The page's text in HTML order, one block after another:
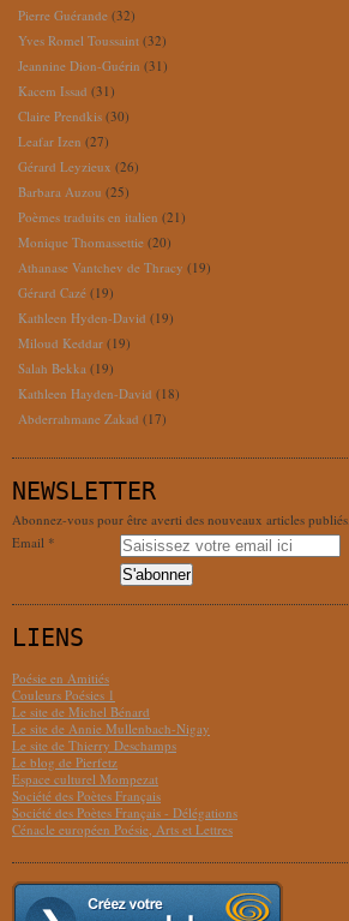
Pierre Guérande (32)
Yves Romel Toussaint (32)
Jeannine Dion-Guérin (31)
Kacem Issad (31)
Claire Prendkis (30)
Leafar Izen (27)
Gérard Leyzieux (26)
Barbara Auzou (25)
Poèmes traduits en italien (21)
Monique Thomassettie (20)
Athanase Vantchev de Thracy (19)
Gérard Cazé (19)
Kathleen Hyden-David (19)
Miloud Keddar (19)
Salah Bekka (19)
Kathleen Hayden-David (18)
Abderrahmane Zakad (17)
NEWSLETTER
Abonnez-vous pour être averti des nouveaux articles publiés.
Email
LIENS
Poésie en Amitiés
Couleurs Poésies 1
Le site de Michel Bénard
Le site de Annie Mullenbach-Nigay
Le site de Thierry Deschamps
Le blog de Pierfetz
Espace culturel Mompezat
Société des Poètes Français
Société des Poètes Français - Délégations
Cénacle européen Poésie, Arts et Lettres